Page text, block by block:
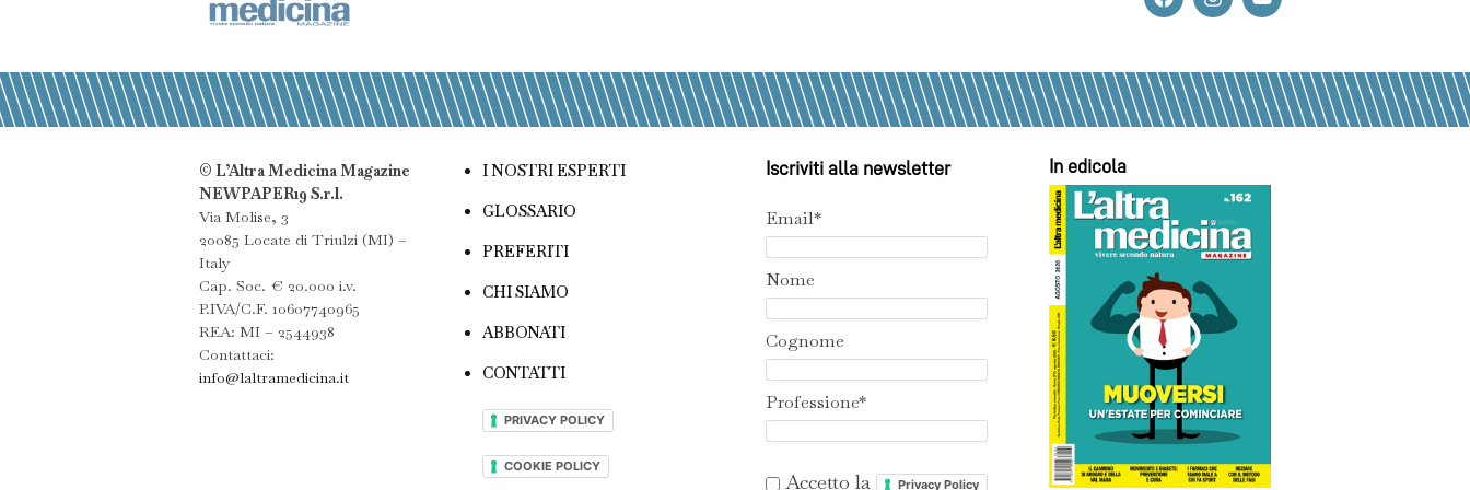
© L’Altra Medicina Magazine
NEWPAPER19 S.r.l.
Via Molise, 3
20085 Locate di Triulzi (MI) –
Italy
Cap. Soc. € 20.000 i.v.
P.IVA/C.F. 10607740965
REA: MI – 2544938
Contattaci:
info@laltramedicina.it
I NOSTRI ESPERTI
GLOSSARIO
PREFERITI
CHI SIAMO
ABBONATI
CONTATTI
PRIVACY POLICY
COOKIE POLICY
Iscriviti alla newsletter
Email*
Nome
Cognome
Professione*
Accetto la Privacy Policy
In edicola